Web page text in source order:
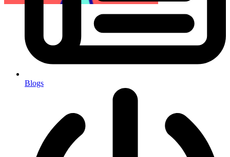
Blogs